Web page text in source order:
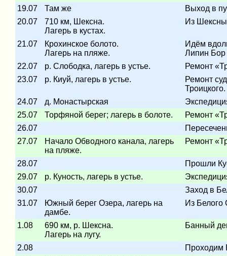
19.07 Там же
Выход в
20.07
710 км, Шексна.
Лагерь в кустах.
Из
21.07
Крохинское болото.
Лагерь на пляже.
Идём
Липин
22.07
р. Слободка, лагерь в устье.
Ремонт
23.07
р. Киуй, лагерь в устье.
Ремонт
Троицкого.
24.07
д. Монастырская
25.07
Торфяной берег; лагерь в болоте.
Ремонт
26.07
27.07
Начало Обводного канала, лагерь
на пляже.
Ремонт
28.07
Прошли
29.07
р. Куность, лагерь в устье.
30.07
Заход в
31.07
Южный берег Озера, лагерь на
дамбе.
Из Белого
1.08
690 км, р. Шексна.
Лагерь на лугу.
Банный
2.08
Проходим